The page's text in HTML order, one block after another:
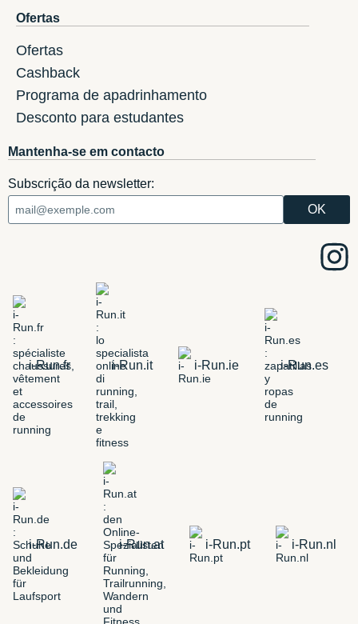
Ofertas
Ofertas
Cashback
Programa de apadrinhamento
Desconto para estudantes
Mantenha-se em contacto
Subscrição da newsletter:
i-Run.fr i-Run.it i-Run.ie i-Run.es
i-Run.de i-Run.at i-Run.pt i-Run.nl